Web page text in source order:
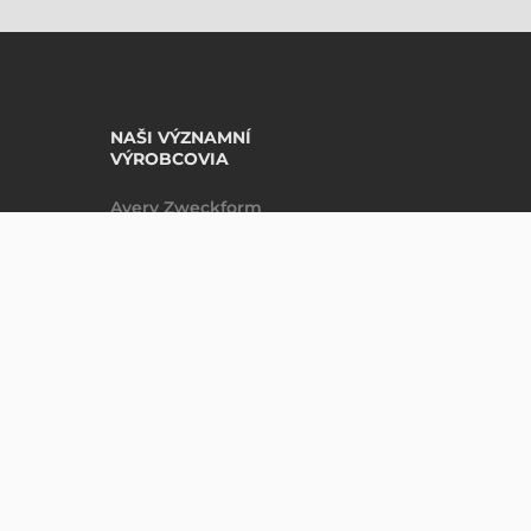
NAŠI VÝZNAMNÍ
VÝROBCOVIA
Avery Zweckform